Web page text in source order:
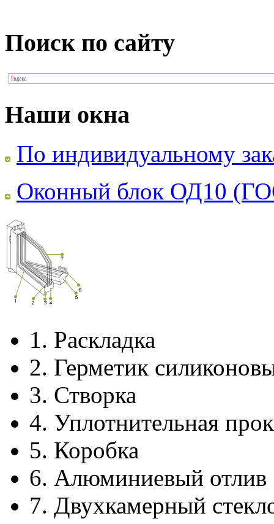
Поиск по сайту
Наши окна
По индивидуальному
Оконный блок ОД10
1. Раскладка
2. Герметик
3. Створка
4. Уплотнительная
5. Коробка
6. Алюминиевый отлив
7. Двухкамерный